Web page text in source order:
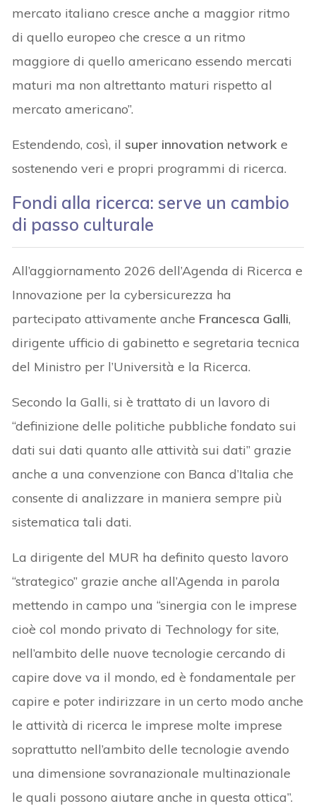
mercato italiano cresce anche a maggior ritmo
di quello europeo che cresce a un ritmo
maggiore di quello americano essendo mercati
maturi ma non altrettanto maturi rispetto al
mercato americano”.
Estendendo, così, il super innovation network e
sostenendo veri e propri programmi di ricerca.
Fondi alla ricerca: serve un cambio
di passo culturale
All’aggiornamento 2026 dell’Agenda di Ricerca e
Innovazione per la cybersicurezza ha
partecipato attivamente anche Francesca Galli,
dirigente ufficio di gabinetto e segretaria tecnica
del Ministro per l’Università e la Ricerca.
Secondo la Galli, si è trattato di un lavoro di
“definizione delle politiche pubbliche fondato sui
dati sui dati quanto alle attività sui dati” grazie
anche a una convenzione con Banca d’Italia che
consente di analizzare in maniera sempre più
sistematica tali dati.
La dirigente del MUR ha definito questo lavoro
“strategico” grazie anche all’Agenda in parola
mettendo in campo una “sinergia con le imprese
cioè col mondo privato di Technology for site,
nell’ambito delle nuove tecnologie cercando di
capire dove va il mondo, ed è fondamentale per
capire e poter indirizzare in un certo modo anche
le attività di ricerca le imprese molte imprese
soprattutto nell’ambito delle tecnologie avendo
una dimensione sovranazionale multinazionale
le quali possono aiutare anche in questa ottica”.